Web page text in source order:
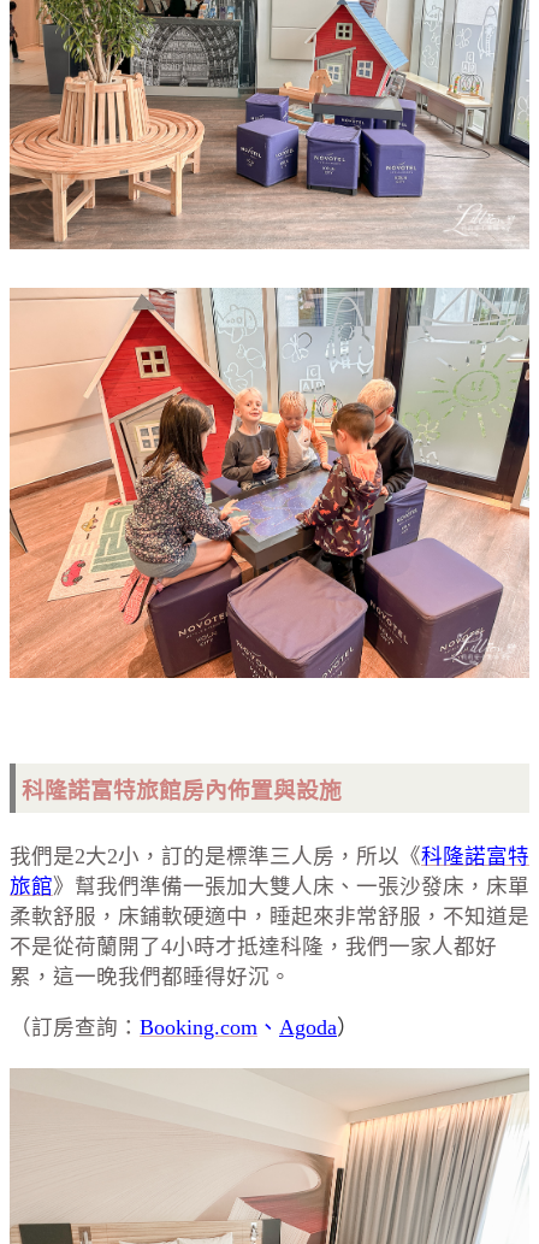
科隆諾富特旅館房內佈置與設施
我們是2大2小，訂的是標準三人房，所以《科隆諾富特
旅館》幫我們準備一張加大雙人床、一張沙發床，床單
柔軟舒服，床鋪軟硬適中，睡起來非常舒服，不知道是
不是從荷蘭開了4小時才抵達科隆，我們一家人都好
累，這一晚我們都睡得好沉。
（訂房查詢： Booking.com 、 Agoda）